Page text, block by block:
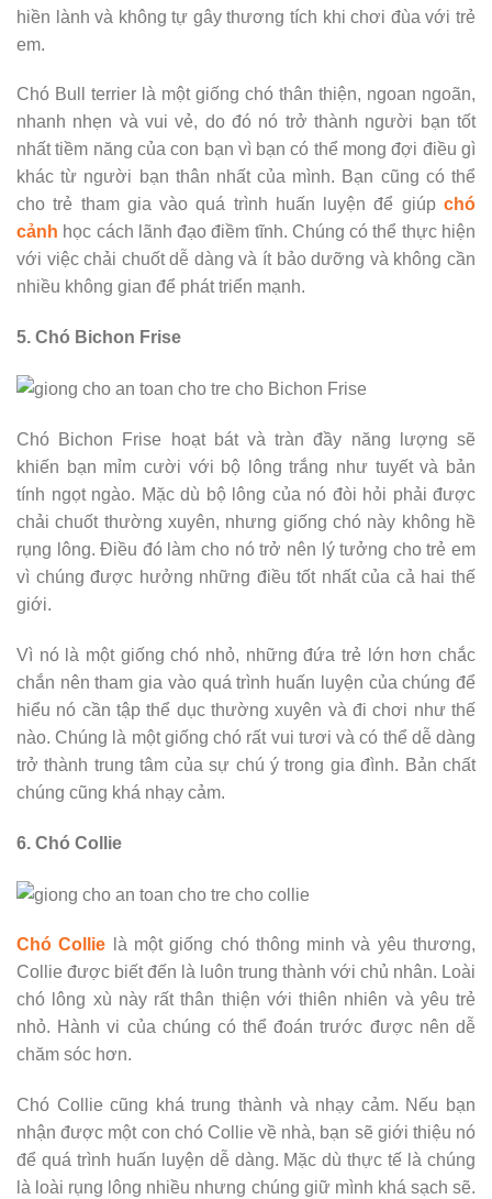
hiền lành và không tự gây thương tích khi chơi đùa với trẻ
em.
Chó Bull terrier là một giống chó thân thiện, ngoan ngoãn,
nhanh nhẹn và vui vẻ, do đó nó trở thành người bạn tốt
nhất tiềm năng của con bạn vì bạn có thể mong đợi điều gì
khác từ người bạn thân nhất của mình. Bạn cũng có thể
cho trẻ tham gia vào quá trình huấn luyện để giúp chó
cảnh học cách lãnh đạo điềm tĩnh. Chúng có thể thực hiện
với việc chải chuốt dễ dàng và ít bảo dưỡng và không cần
nhiều không gian để phát triển mạnh.
5. Chó Bichon Frise
Chó Bichon Frise hoạt bát và tràn đầy năng lượng sẽ
khiến bạn mỉm cười với bộ lông trắng như tuyết và bản
tính ngọt ngào. Mặc dù bộ lông của nó đòi hỏi phải được
chải chuốt thường xuyên, nhưng giống chó này không hề
rụng lông. Điều đó làm cho nó trở nên lý tưởng cho trẻ em
vì chúng được hưởng những điều tốt nhất của cả hai thế
giới.
Vì nó là một giống chó nhỏ, những đứa trẻ lớn hơn chắc
chắn nên tham gia vào quá trình huấn luyện của chúng để
hiểu nó cần tập thể dục thường xuyên và đi chơi như thế
nào. Chúng là một giống chó rất vui tươi và có thể dễ dàng
trở thành trung tâm của sự chú ý trong gia đình. Bản chất
chúng cũng khá nhạy cảm.
6. Chó Collie
Chó Collie là một giống chó thông minh và yêu thương,
Collie được biết đến là luôn trung thành với chủ nhân. Loài
chó lông xù này rất thân thiện với thiên nhiên và yêu trẻ
nhỏ. Hành vi của chúng có thể đoán trước được nên dễ
chăm sóc hơn.
Chó Collie cũng khá trung thành và nhạy cảm. Nếu bạn
nhận được một con chó Collie về nhà, bạn sẽ giới thiệu nó
để quá trình huấn luyện dễ dàng. Mặc dù thực tế là chúng
là loài rụng lông nhiều nhưng chúng giữ mình khá sạch sẽ.